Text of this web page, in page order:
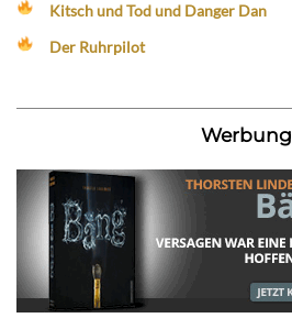
Kitsch und Tod und Danger Dan
Der Ruhrpilot
Werbung